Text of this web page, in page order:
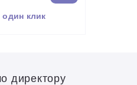
один клик
директору